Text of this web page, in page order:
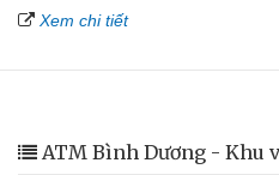
Xem chi tiết
ATM Bình Dương - Khu